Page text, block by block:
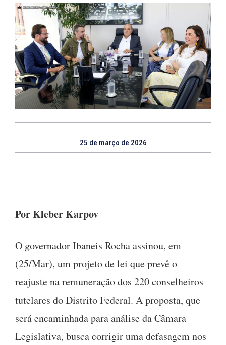
25 de março de 2026
Por Kleber Karpov
O governador Ibaneis Rocha assinou, em
(25/Mar), um projeto de lei que prevê o
reajuste na remuneração dos 220 conselheiros
tutelares do Distrito Federal. A proposta, que
será encaminhada para análise da Câmara
Legislativa, busca corrigir uma defasagem nos